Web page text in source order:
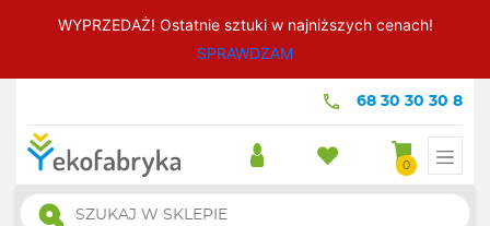
WYPRZEDAŻ! Ostatnie sztuki w najniższych cenach!
SPRAWDZAM
68 30 30 30 8
0
Wyszukiwarka
produktów